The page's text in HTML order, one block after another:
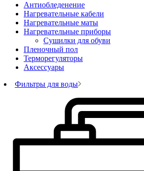
Антиобледенение
Нагревательные кабели
Нагревательные маты
Нагревательные приборы
Сушилки для обуви
Пленочный пол
Терморегуляторы
Аксессуары
Фильтры для воды